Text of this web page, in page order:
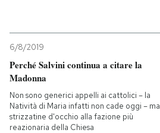
Entra
6/8/2019
Perché Salvini continua a citare la
Madonna
Non sono generici appelli ai cattolici – la
Natività di Maria infatti non cade oggi – ma
strizzatine d'occhio alla fazione più
reazionaria della Chiesa